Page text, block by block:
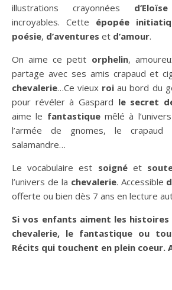
illustrations crayonnées
incroyables. Cette épopée
poésie, d’aventures et d’amour.
On aime ce petit orphelin,
partage avec ses amis crapaud et
chevalerie…Ce vieux roi au bord du
pour révéler à Gaspard le secret
aime le fantastiquemêlé à
l’armée de gnomes, le crapaud
salamandre…
Le vocabulaire est soignéet
l’univers de la chevalerie. Accessible
offerte ou bien dès 7 ans en lecture
Si vos enfants aiment les histoires
chevalerie, le fantastique ou
Récits qui touchent en plein coeur.